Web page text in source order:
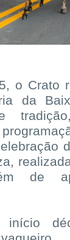
o Crato
da
de